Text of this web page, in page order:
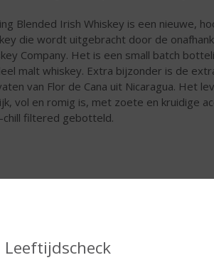
Leeftijdscheck
Blended Irish Whiskey is een nieuwe,
die wordt uitgebracht door de
Company. Het is een small batch
malt whiskey. Extra bijzonder is de
van Flor de Cana uit Nicaragua. Het
vol en romig is, met zoete en kruidige
chill filtered gebotteld.